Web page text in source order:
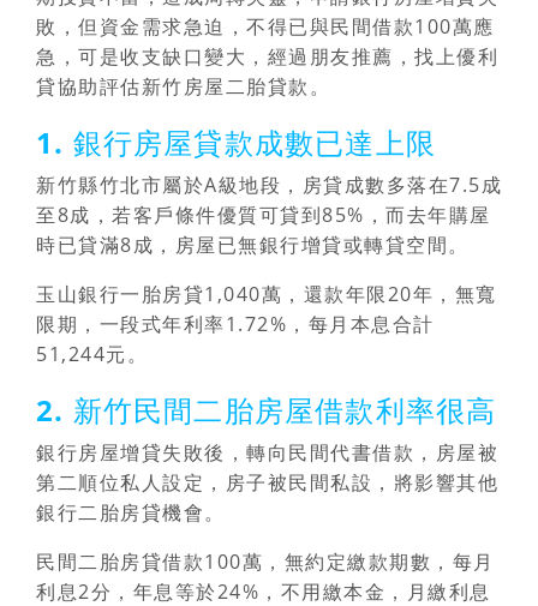
敗，但資金需求急迫，不得已與民間借款100萬應
急，可是收支缺口變大，經過朋友推薦， 找上優利
貸協助評估新竹房屋二胎貸款。
1. 銀行房屋貸款成數已達上限
新竹縣竹北市屬於A級地段，房貸成數多落在7.5成
至8成，若客戶條件優質可貸到85%，而去年購屋
時已貸滿8成，房屋已無銀行增貸或轉貸空間。
玉山銀行一胎房貸1,040萬，還款年限20年，無寬
限期，一段式年利率1.72%，每月本息合計
51,244元。
2. 新竹民間二胎房屋借款利率很高
銀行房屋增貸失敗後，轉向民間代書借款，房屋被
第二順位私人設定，房子被民間私設，將影響其他
銀行二胎房貸機會。
民間二胎房貸借款100萬，無約定繳款期數，每月
利息2分，年息等於24%，不用繳本金，月繳利息